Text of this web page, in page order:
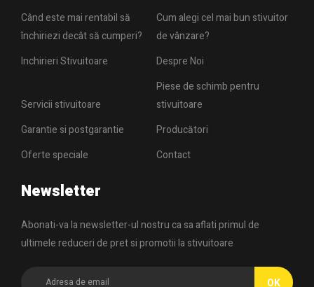
Când este mai rentabil să
închiriezi decât să cumperi?
Cum alegi cel mai bun stivuitor
de vânzare?
Inchirieri Stivuitoare
Despre Noi
Servicii stivuitoare
Piese de schimb pentru
stivuitoare
Garantie si postgarantie
Producători
Oferte speciale
Contact
Newsletter
Abonati-va la newsletter-ul nostru ca sa aflati primul de
ultimele reduceri de pret si promotii la stivuitoare
OK